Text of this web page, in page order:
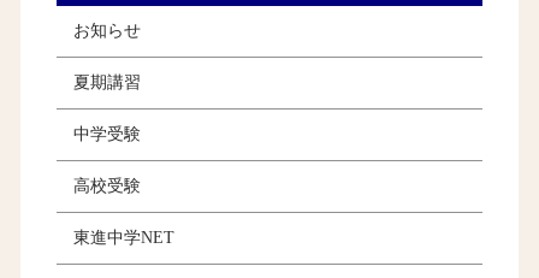
お知らせ
夏期講習
中学受験
高校受験
東進中学NET